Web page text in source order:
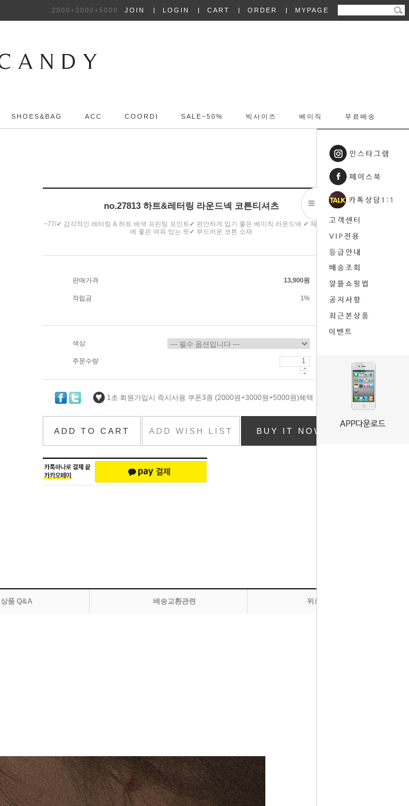
2000+3000+5000 JOIN LOGIN CART ORDER MYPAGE
SHOES&BAG ACC COORDI SALE~50% 빅사이즈 베이직 무료배송
no.27813 하트&레터링 라운드넥 코튼티셔츠
~77/✔ 감각적인 레터링 & 하트 배색 프린팅 포인트✔ 편안하게 입기 좋은 베이직 라운드넥 ✔ 체형 커버
에 좋은 여유 있는 핏✔ 부드러운 코튼 소재
판매가격 13,900원
적립금 1%
색상
주문수량
1초 회원가입시 즉시사용 쿠폰3종 (2000원+3000원+5000원)혜택
ADD TO CART ADD WISH LIST BUY IT NOW
상품 Q&A 배송교환관련 위로 올라가기